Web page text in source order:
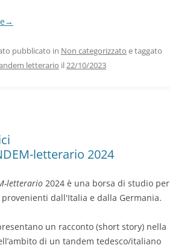
→
pubblicato in Non categorizzato e taggato
letterario il22/10/2023
letterario 2024
letterario2024 è una borsa di studio per
dall'Italia e dalla Germania.
un racconto (short story) nella
di un tandem tedesco/italiano